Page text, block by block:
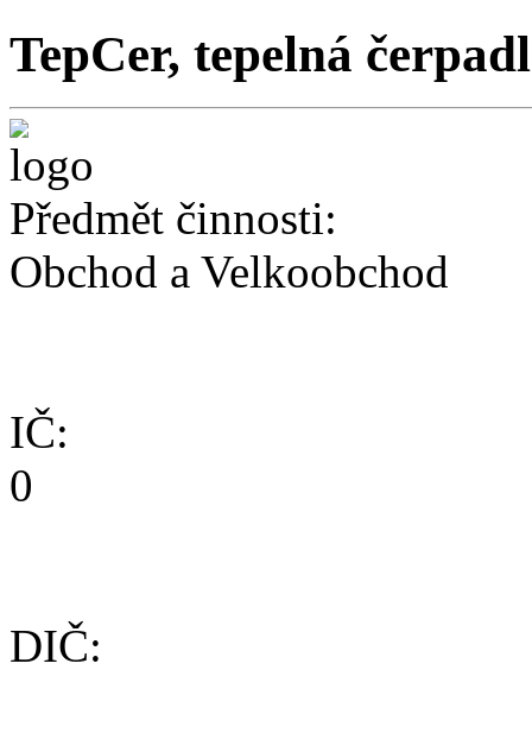
TepCer, tepelná
Předmět činnosti:
Obchod a Velkoobchod
IČ:
0
DIČ: